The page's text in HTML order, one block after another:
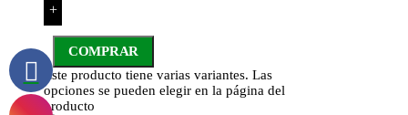
+
COMPRAR
Este producto tiene varias variantes. Las
opciones se pueden elegir en la página del
producto